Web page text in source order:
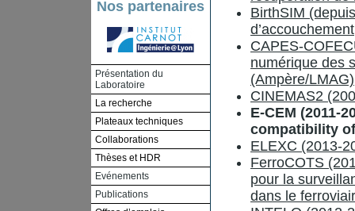
Nos partenaires
Présentation du
Laboratoire
La recherche
Plateaux techniques
Collaborations
Thèses et HDR
Evénements
Publications
BirthSIM
d’accouchement
CAPES-
numérique des
(Ampère/LMAG)
CINEMAS2
E-CEM (2011-
compatibility
ELEXC (2013-
FerroCOTS
pour la
dans le